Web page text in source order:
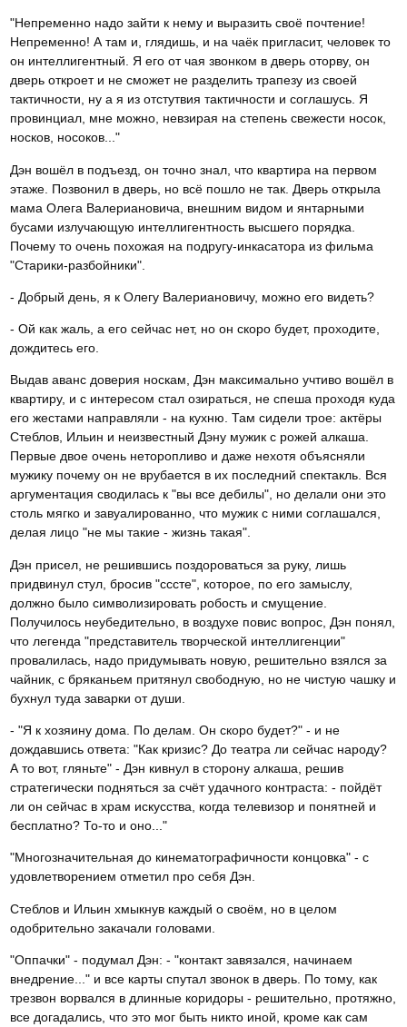
"Непременно надо зайти к нему и выразить своё почтение!
Непременно! А там и, глядишь, и на чаёк пригласит, человек то
он интеллигентный. Я его от чая звонком в дверь оторву, он
дверь откроет и не сможет не разделить трапезу из своей
тактичности, ну а я из отстутвия тактичности и соглашусь. Я
провинциал, мне можно, невзирая на степень свежести носок,
носков, носоков..."
Дэн вошёл в подъезд, он точно знал, что квартира на первом
этаже. Позвонил в дверь, но всё пошло не так. Дверь открыла
мама Олега Валериановича, внешним видом и янтарными
бусами излучающую интеллигентность высшего порядка.
Почему то очень похожая на подругу-инкасатора из фильма
"Старики-разбойники".
- Добрый день, я к Олегу Валериановичу, можно его видеть?
- Ой как жаль, а его сейчас нет, но он скоро будет, проходите,
дождитесь его.
Выдав аванс доверия носкам, Дэн максимально учтиво вошёл в
квартиру, и с интересом стал озираться, не спеша проходя куда
его жестами направляли - на кухню. Там сидели трое: актёры
Стеблов, Ильин и неизвестный Дэну мужик с рожей алкаша.
Первые двое очень неторопливо и даже нехотя объясняли
мужику почему он не врубается в их последний спектакль. Вся
аргументация сводилась к "вы все дебилы", но делали они это
столь мягко и завуалированно, что мужик с ними соглашался,
делая лицо "не мы такие - жизнь такая".
Дэн присел, не решившись поздороваться за руку, лишь
придвинул стул, бросив "сссте", которое, по его замыслу,
должно было символизировать робость и смущение.
Получилось неубедительно, в воздухе повис вопрос, Дэн понял,
что легенда "представитель творческой интеллигенции"
провалилась, надо придумывать новую, решительно взялся за
чайник, с бряканьем притянул свободную, но не чистую чашку и
бухнул туда заварки от души.
- "Я к хозяину дома. По делам. Он скоро будет?" - и не
дождавшись ответа: "Как кризис? До театра ли сейчас народу?
А то вот, гляньте" - Дэн кивнул в сторону алкаша, решив
стратегически подняться за счёт удачного контраста: - пойдёт
ли он сейчас в храм искусства, когда телевизор и понятней и
бесплатно? То-то и оно..."
"Многозначительная до кинематографичности концовка" - с
удовлетворением отметил про себя Дэн.
Стеблов и Ильин хмыкнув каждый о своём, но в целом
одобрительно закачали головами.
"Оппачки" - подумал Дэн: - "контакт завязался, начинаем
внедрение..." и все карты спутал звонок в дверь. По тому, как
трезвон ворвался в длинные коридоры - решительно, протяжно,
все догадались, что это мог быть никто иной, кроме как сам